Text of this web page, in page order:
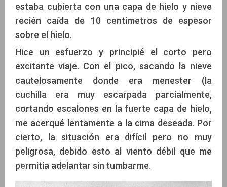
estaba cubierta con una capa de hielo y nieve
recién caída de 10 centímetros de espesor
sobre el hielo.
Hice un esfuerzo y principié el corto pero
excitante viaje. Con el pico, sacando la nieve
cautelosamente donde era menester (la
cuchilla era muy escarpada parcialmente,
cortando escalones en la fuerte capa de hielo,
me acerqué lentamente a la cima deseada. Por
cierto, la situación era difícil pero no muy
peligrosa, debido esto al viento débil que me
permitía adelantar sin tumbarme.